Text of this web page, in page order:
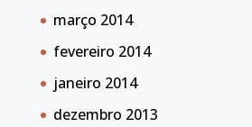
março 2014
fevereiro 2014
janeiro 2014
dezembro 2013